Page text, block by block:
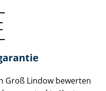
Groß Lindow bewerten